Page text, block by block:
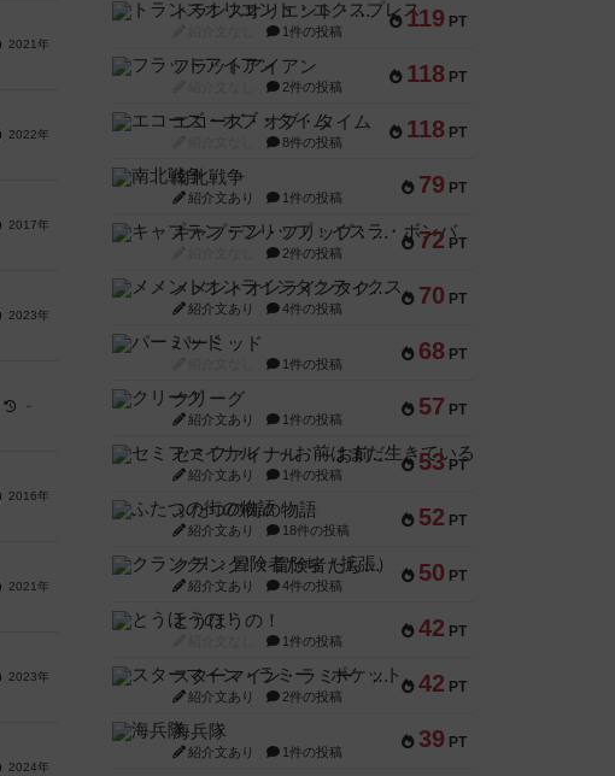
2021年
2022年
2017年
2023年
－
2016年
2021年
2023年
2024年
119 PT
トランスオリエント・エクスプレス
1件の投稿
118 PT
フラットアイアン
2件の投稿
118 PT
エコーズ・オブ・タイム
8件の投稿
79 PT
南北戦争
紹介文あり 1件の投稿
72 PT
キャプテン・フリップ：イスラ・ボンバ
2件の投稿
70 PT
メメントオンラインタクティクス
紹介文あり 4件の投稿
68 PT
パーミッド
1件の投稿
57 PT
クリーグ
紹介文あり 1件の投稿
53 PT
セミファイナル ～お前はまだ生きている～
紹介文あり 1件の投稿
52 PT
ふたつの街の物語
紹介文あり 18件の投稿
50 PT
クランク! ：冒険者たち（拡張）
紹介文あり 4件の投稿
42 PT
とうほうの！
1件の投稿
42 PT
スターマイン・ラミー ポケット
紹介文あり 2件の投稿
39 PT
海兵隊
紹介文あり 1件の投稿